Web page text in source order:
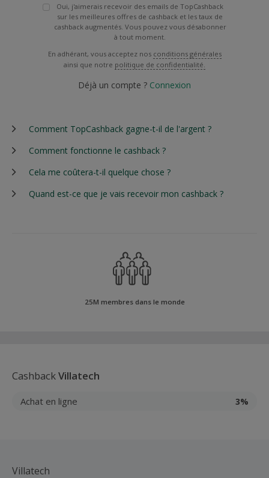
Oui, j'aimerais recevoir des emails de TopCashback
sur les meilleures offres de cashback et les taux de
cashback augmentés. Vous pouvez vous désabonner
à tout moment.
En adhérant, vous acceptez nos conditions générales
ainsi que notre politique de confidentialité.
Déjà un compte ? Connexion
Comment TopCashback gagne-t-il de l'argent ?
Comment fonctionne le cashback ?
Cela me coûtera-t-il quelque chose ?
Quand est-ce que je vais recevoir mon cashback ?
25M membres dans le monde
CashbackVillatech
Achat en ligne 3%
Villatech